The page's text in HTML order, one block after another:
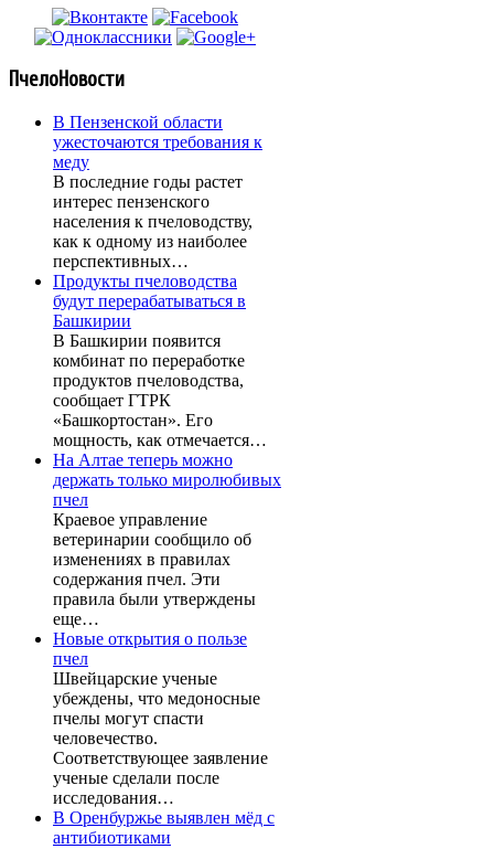
ПчелоНовости
В Пензенской области
ужесточаются требования к
меду
В последние годы растет
интерес пензенского
населения к пчеловодству,
как к одному из наиболее
перспективных…
Продукты пчеловодства
будут перерабатываться в
Башкирии
В Башкирии появится
комбинат по переработке
продуктов пчеловодства,
сообщает ГТРК
«Башкортостан». Его
мощность, как отмечается…
На Алтае теперь можно
держать только миролюбивых
пчел
Краевое управление
ветеринарии сообщило об
изменениях в правилах
содержания пчел. Эти
правила были утверждены
еще…
Новые открытия о пользе
пчел
Швейцарские ученые
убеждены, что медоносные
пчелы могут спасти
человечество.
Соответствующее заявление
ученые сделали после
исследования…
В Оренбуржье выявлен мёд с
антибиотиками